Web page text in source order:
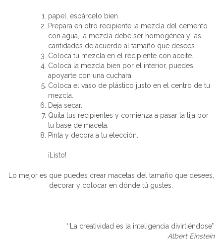
papel, espárcelo bien.
Prepara en otro recipiente la mezcla del cemento
con agua, la mezcla debe ser homogénea y las
cantidades de acuerdo al tamaño que desees.
Coloca tu mezcla en el recipiente con aceite.
Coloca la mezcla bien por el interior, puedes
apoyarte con una cuchara.
Coloca el vaso de plástico justo en el centro de tu
mezcla.
Deja secar.
Quita tus recipientes y comienza a pasar la lija por
tu base de maceta.
Pinta y decora a tu elección.
¡Listo!
Lo mejor es que puedes crear macetas del tamaño que desees,
decorar y colocar en dónde tú gustes.
‘‘La creatividad es la inteligencia divirtiéndose’’
Albert Einstein